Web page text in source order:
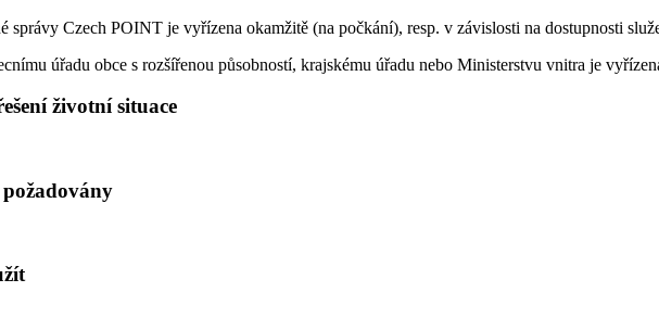
správy Czech POINT je vyřízena okamžitě (na počkání), resp. v závislosti na dostupnosti
úřadu obce s rozšířenou působností, krajskému úřadu nebo Ministerstvu vnitra je
životní situace